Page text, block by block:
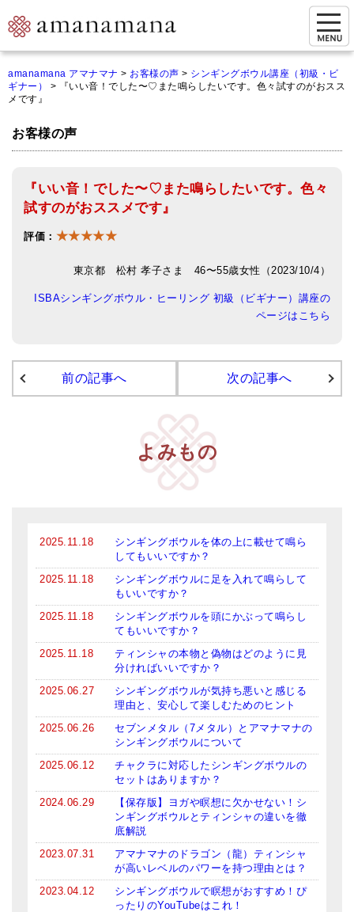
マイページ
ご来店予約（実店舗）
オンライン相談&購入
アマナマナのシンギングボウル
チベット・シンギングボウル
お得なアマナマナ・セット
特大シンギングボウル・特殊柄
スティック・マレット・リング（台座）
アマナマナのティンシャ
プレミアム・ティンシャ（L・M）
ベーシック・ティンシャ（4種）
ティンシャケース
チベット・真マントラ香
お香定期購入（ラクとくサブスク）
チベット高僧のオラクルカード
ベル＆ドルジェ
シンギングボウル入門本・CD
amanamana アマナマナ > お客様の声 > シンギングボウル講座（初級・ビ
ギナー）
>
『いい音！でした〜♡また鳴らしたいです。色々試すのがおスス
メです』
お客様の声
『いい音！でした〜♡また鳴らしたいです。色々
試すのがおススメです』
評価： ★★★★★
東京都 松村 孝子さま 46〜55歳女性（2023/10/4）
ISBAシンギングボウル・ヒーリング 初級（ビギナー）講座の
ページはこちら
前の記事へ 次の記事へ
よみもの
2025.11.18
シンギングボウルを体の上に載せて鳴ら
してもいいですか？
2025.11.18
シンギングボウルに足を入れて鳴らして
もいいですか？
2025.11.18
シンギングボウルを頭にかぶって鳴らし
てもいいですか？
2025.11.18
ティンシャの本物と偽物はどのように見
分ければいいですか？
2025.06.27
シンギングボウルが気持ち悪いと感じる
理由と、安心して楽しむためのヒント
2025.06.26
セブンメタル（7メタル）とアマナマナの
シンギングボウルについて
2025.06.12
チャクラに対応したシンギングボウルの
セットはありますか？
2024.06.29
【保存版】ヨガや瞑想に欠かせない！シ
ンギングボウルとティンシャの違いを徹
底解説
2023.07.31
アマナマナのドラゴン（龍）ティンシャ
が高いレベルのパワーを持つ理由とは？
2023.04.12
シンギングボウルで瞑想がおすすめ！ぴ
ったりのYouTubeはこれ！